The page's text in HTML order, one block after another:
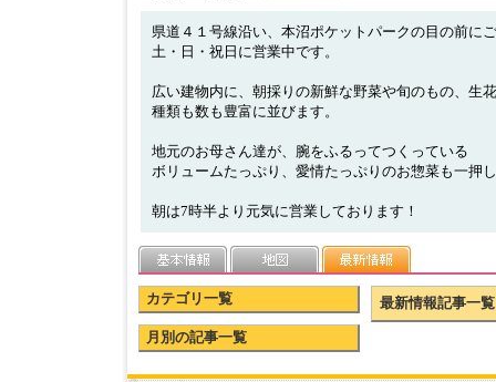
県道４１号線沿い、本沼ポケットパークの目の前に
土・日・祝日に営業中です。
広い建物内に、朝採りの新鮮な野菜や旬のもの、生
種類も数も豊富に並びます。
地元のお母さん達が、腕をふるってつくっている
ボリュームたっぷり、愛情たっぷりのお惣菜も一押
朝は7時半より元気に営業しております！
カテゴリ一覧
月別の記事一覧
最新情報記事一覧